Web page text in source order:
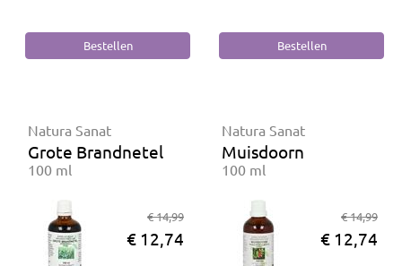
Natura Sanat
Grote Brandnetel
100 ml
€ 14,99
€ 12,74
Natura Sanat
Muisdoorn
100 ml
€ 14,99
€ 12,74